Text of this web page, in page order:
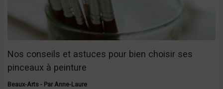
Nos conseils et astuces pour bien choisir ses
pinceaux à peinture
Beaux-Arts- ParAnne-Laure